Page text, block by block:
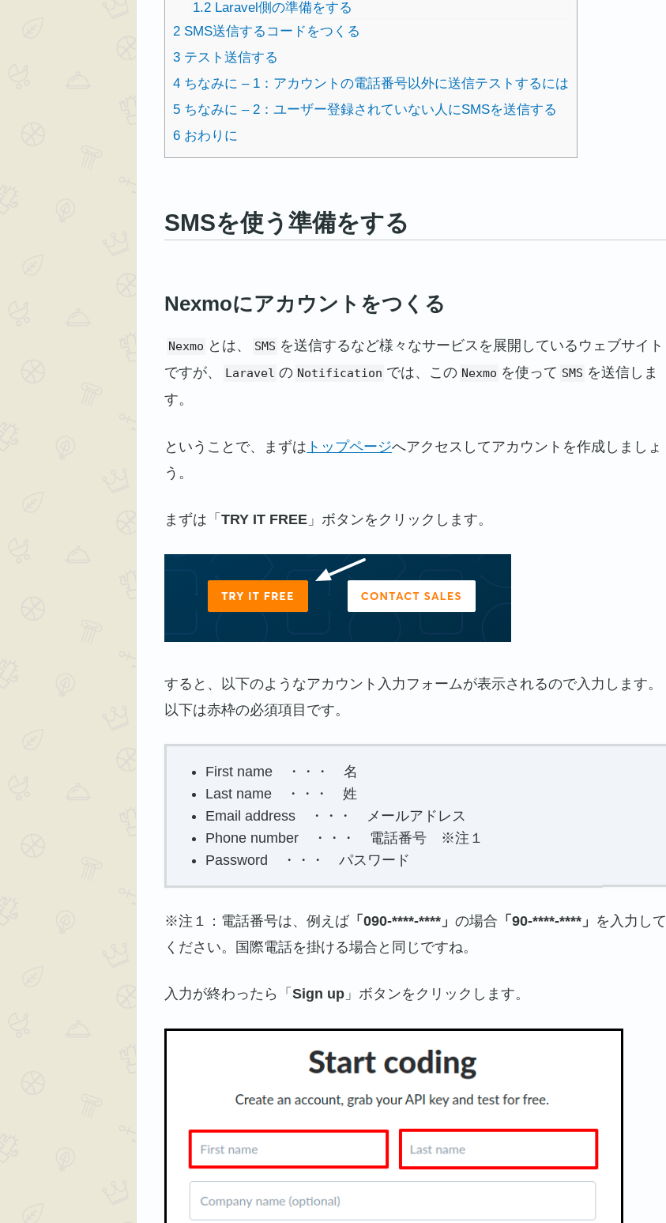
1.2 Laravel側の準備をする
2 SMS送信するコードをつくる
3 テスト送信する
4 ちなみに – 1：アカウントの電話番号以外に送信テストするには
5 ちなみに – 2：ユーザー登録されていない人にSMSを送信する
6 おわりに
SMSを使う準備をする
Nexmoにアカウントをつくる
Nexmo とは、 SMS を送信するなど様々なサービスを展開しているウェブサイト
ですが、
Laravel の Notification では、この Nexmo を使って SMS を送信しま
す。
ということで、まずは トップページへアクセスしてアカウントを作成しましょ
う。
まずは「TRY IT FREE 」ボタンをクリックします。
すると、以下のようなアカウント入力フォームが表示されるので入力します。
以下は赤枠の必須項目です。
First name ・・・ 名
Last name ・・・ 姓
Email address ・・・ メールアドレス
Phone number ・・・ 電話番号 ※注１
Password ・・・ パスワード
※注１：電話番号は、例えば「090-****-****」の場合 「90-****-****」 を入力して
ください。国際電話を掛ける場合と同じですね。
入力が終わったら「Sign up 」ボタンをクリックします。